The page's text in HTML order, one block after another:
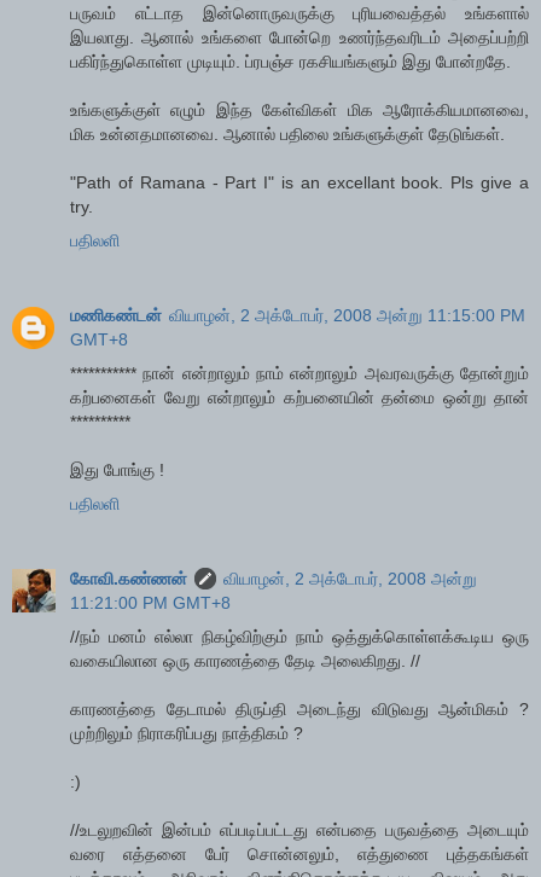
பருவம் எட்டாத இன்னொருவருக்கு புரியவைத்தல் உங்களால்
இயலாது. ஆனால் உங்களை போன்றெ உணர்ந்தவரிடம் அதைப்பற்றி
பகிர்ந்துகொள்ள முடியும். ப்ரபஞ்ச ரகசியங்களும் இது போன்றதே.
உங்களுக்குள் எழும் இந்த கேள்விகள் மிக ஆரோக்கியமானவை,
மிக உன்னதமானவை. ஆனால் பதிலை உங்களுக்குள் தேடுங்கள்.
"Path of Ramana - Part I" is an excellant book. Pls give a
try.
பதிலளி
மணிகண்டன் வியாழன், 2 அக்டோபர், 2008 அன்று 11:15:00 PM
GMT+8
*********** நான் என்றாலும் நாம் என்றாலும் அவரவருக்கு தோன்றும்
கற்பனைகள் வேறு என்றாலும் கற்பனையின் தன்மை ஒன்று தான்
**********
இது போங்கு !
பதிலளி
கோவி.கண்ணன்
வியாழன், 2 அக்டோபர், 2008 அன்று
11:21:00 PM GMT+8
//நம் மனம் எல்லா நிகழ்விற்கும் நாம் ஒத்துக்கொள்ளக்கூடிய ஒரு
வகையிலான ஒரு காரணத்தை தேடி அலைகிறது. //
காரணத்தை தேடாமல் திருப்தி அடைந்து விடுவது ஆன்மிகம் ?
முற்றிலும் நிராகரிப்பது நாத்திகம் ?
:)
//உடலுறவின் இன்பம் எப்படிப்பட்டது என்பதை பருவத்தை அடையும்
வரை எத்தனை பேர் சொன்னலும், எத்துணை புத்தகங்கள்